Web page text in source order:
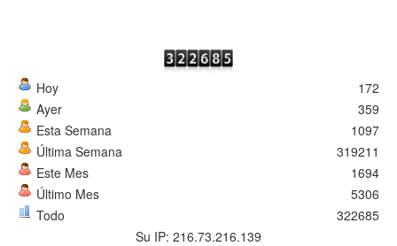
Hoy
Ayer
Esta Semana
Última Semana
Este Mes
Último Mes
Todo
172
359
1097
319211
1694
5306
322685
Su IP: 216.73.216.139